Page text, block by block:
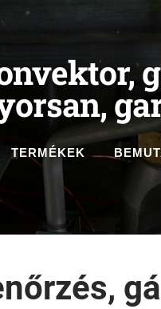
TERMÉKEK
,